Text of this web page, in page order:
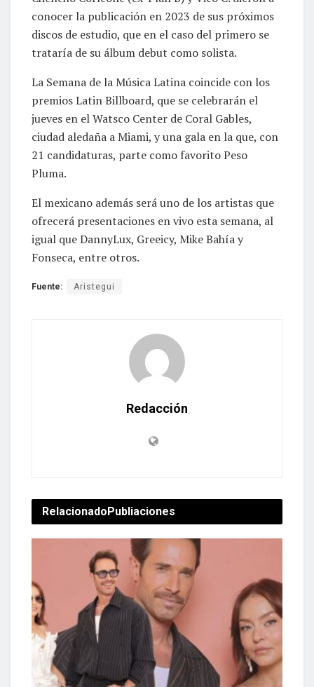
conocer la publicación en 2023 de sus próximos
discos de estudio, que en el caso del primero se
trataría de su álbum debut como solista.
La Semana de la Música Latina coincide con los
premios Latin Billboard, que se celebrarán el
jueves en el Watsco Center de Coral Gables,
ciudad aledaña a Miami, y una gala en la que, con
21 candidaturas, parte como favorito Peso
Pluma.
El mexicano además será uno de los artistas que
ofrecerá presentaciones en vivo esta semana, al
igual que DannyLux, Greeicy, Mike Bahía y
Fonseca, entre otros.
Fuente: Aristegui
Redacción
RelacionadoPubliaciones